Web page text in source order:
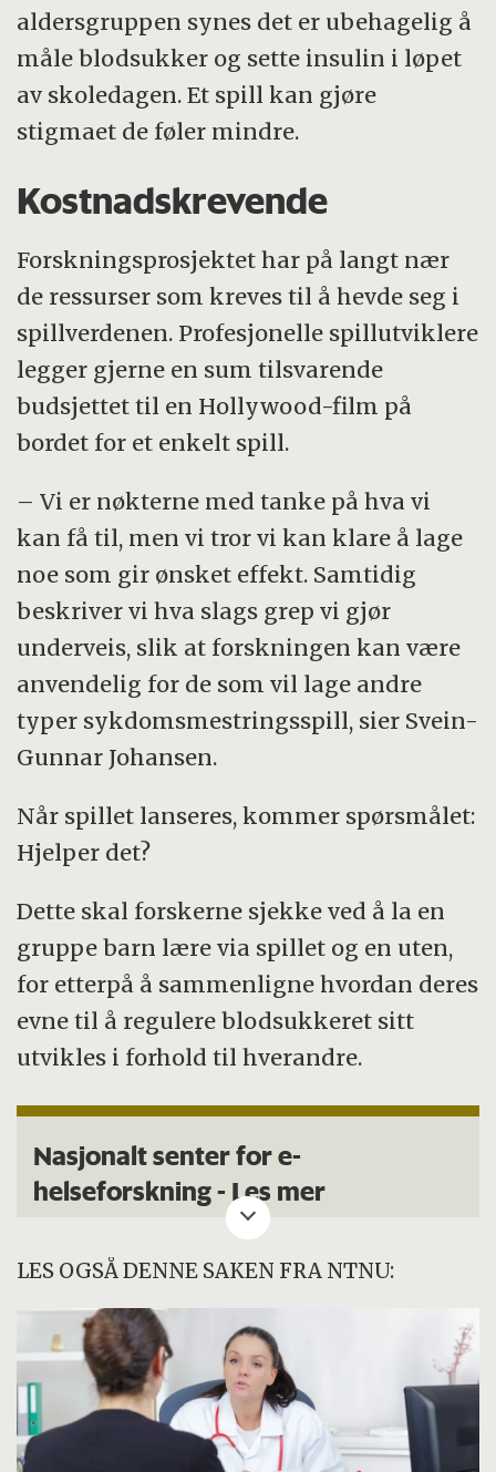
aldersgruppen synes det er ubehagelig å
måle blodsukker og sette insulin i løpet
av skoledagen. Et spill kan gjøre
stigmaet de føler mindre.
Kostnadskrevende
Forskningsprosjektet har på langt nær
de ressurser som kreves til å hevde seg i
spillverdenen. Profesjonelle spillutviklere
legger gjerne en sum tilsvarende
budsjettet til en Hollywood-film på
bordet for et enkelt spill.
– Vi er nøkterne med tanke på hva vi
kan få til, men vi tror vi kan klare å lage
noe som gir ønsket effekt. Samtidig
beskriver vi hva slags grep vi gjør
underveis, slik at forskningen kan være
anvendelig for de som vil lage andre
typer sykdomsmestringsspill, sier Svein-
Gunnar Johansen.
Når spillet lanseres, kommer spørsmålet:
Hjelper det?
Dette skal forskerne sjekke ved å la en
gruppe barn lære via spillet og en uten,
for etterpå å sammenligne hvordan deres
evne til å regulere blodsukkeret sitt
utvikles i forhold til hverandre.
Nasjonalt senter for e-
helseforskning - Les mer
LES OGSÅ DENNE SAKEN FRA NTNU: